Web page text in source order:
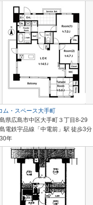
ム・スペース大手町
県広島市中区大手町３丁目8-29
電鉄宇品線「中電前」駅 徒歩3分
年